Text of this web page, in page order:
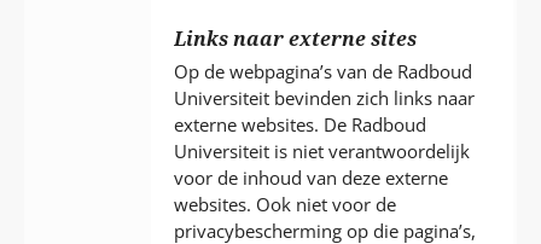
Links naar externe sites
Op de webpagina’s van de Radboud
Universiteit bevinden zich links naar
externe websites. De Radboud
Universiteit is niet verantwoordelijk
voor de inhoud van deze externe
websites. Ook niet voor de
privacybescherming op die pagina’s,